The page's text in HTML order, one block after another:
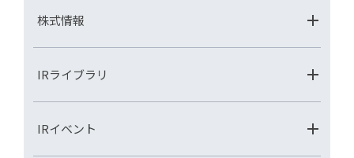
株式情報
IRライブラリ
IRイベント